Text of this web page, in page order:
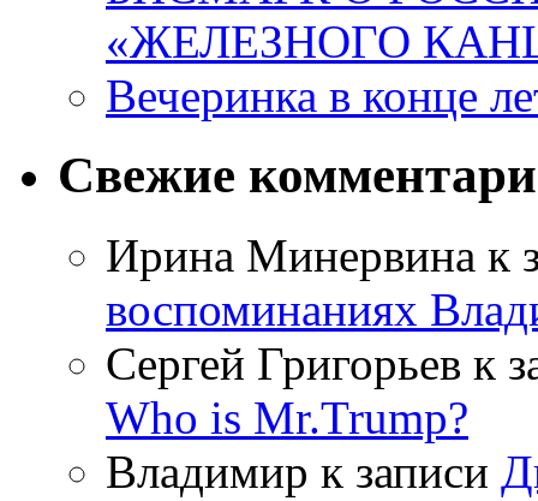
«ЖЕЛЕЗНОГО
Вечеринка в конце
Свежие
Ирина Минервина к
воспоминаниях
Сергей Григорьев к
Who is Mr.Trump?
Владимир к записи